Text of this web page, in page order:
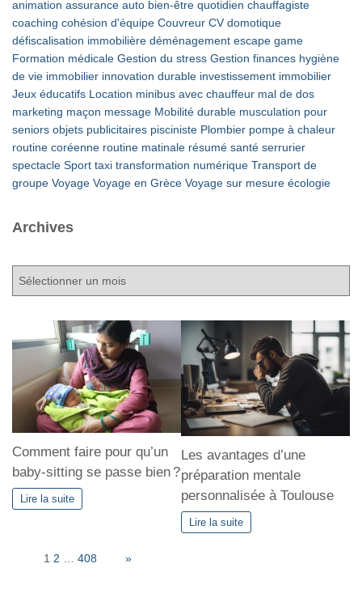
animation assurance auto bien-être quotidien chauffagiste
coaching cohésion d'équipe Couvreur CV domotique
défiscalisation immobilière déménagement escape game
Formation médicale Gestion du stress Gestion finances hygiène
de vie immobilier innovation durable investissement immobilier
Jeux éducatifs Location minibus avec chauffeur mal de dos
marketing maçon message Mobilité durable musculation pour
seniors objets publicitaires pisciniste Plombier pompe à chaleur
routine coréenne routine matinale résumé santé serrurier
spectacle Sport taxi transformation numérique Transport de
groupe Voyage Voyage en Grèce Voyage sur mesure écologie
Archives
A
c
v
Comment faire pour qu’un
baby-sitting se passe bien ?
Lire la suite
Les avantages d’une
préparation mentale
personnalisée à Toulouse
Lire la suite
1 2 … 408 »